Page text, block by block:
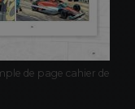
de page cahier de